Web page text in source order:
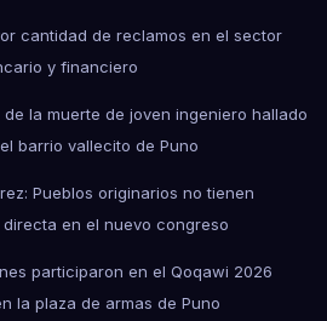
cantidad de reclamos en el sector
y financiero
la muerte de joven ingeniero hallado
barrio vallecito de Puno
Pueblos originarios no tienen
en el nuevo congreso
participaron en el Qoqawi 2026
la plaza de armas de Puno